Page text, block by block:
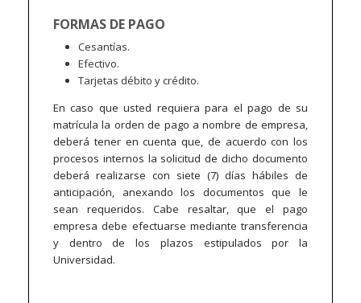
FORMAS DE PAGO
Cesantías.
Efectivo.
Tarjetas débito y crédito.
En caso que usted requiera para el pago de su
matrícula la orden de pago a nombre de empresa,
deberá tener en cuenta que, de acuerdo con los
procesos internos la solicitud de dicho documento
deberá realizarse con siete (7) días hábiles de
anticipación, anexando los documentos que le
sean requeridos. Cabe resaltar, que el pago
empresa debe efectuarse mediante transferencia
y dentro de los plazos estipulados por la
Universidad.